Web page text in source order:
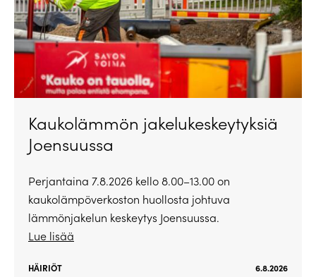
Kaukolämmön jakelukeskeytyksiä
Joensuussa
Perjantaina 7.8.2026 kello 8.00–13.00 on
kaukolämpöverkoston huollosta johtuva
lämmönjakelun keskeytys Joensuussa.
Lue lisää
HÄIRIÖT 6.8.2026